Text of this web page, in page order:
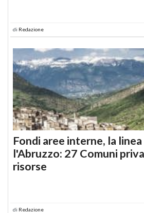
di Redazione
Fondi aree interne, la
l'Abruzzo: 27 Comuni
risorse
di Redazione